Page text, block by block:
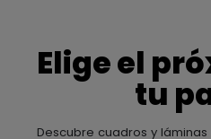
Elige el
tu
Descubre cuadros y